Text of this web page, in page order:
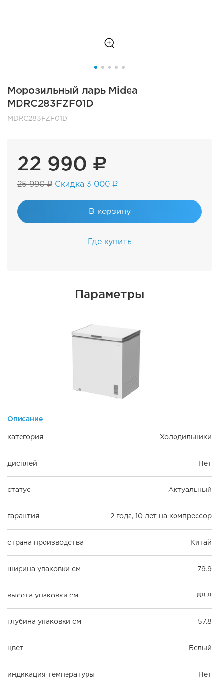
Морозильный ларь Midea
MDRC283FZF01D
MDRC283FZF01D
22 990 ₽
25 990 ₽ Скидка 3 000 ₽
В корзину
Где купить
Параметры
Описание
категория Холодильники
дисплей Нет
статус Актуальный
гарантия 2 года, 10 лет на компрессор
страна производства Китай
ширина упаковки см 79.9
высота упаковки см 88.8
глубина упаковки см 57.8
цвет Белый
индикация температуры Нет